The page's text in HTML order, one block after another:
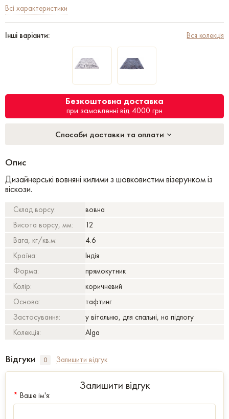
Всі характеристики
Інші варіанти: Вся колекція
Безкоштовна доставка
при замовленні від 4000 грн
Способи доставки та оплати
Опис
Дизайнерські вовняні килими з шовковистим візерунком із
віскози.
Склад ворсу:
вовна
Висота ворсу, мм:
12
Вага, кг/кв.м:
4.6
Країна:
Індія
Форма:
прямокутник
Колір:
коричневий
Основа:
тафтинг
Застосування:
у вітальню, для спальні, на підлогу
Колекція:
Alga
Відгуки 0 Залишити відгук
Залишити відгук
* Ваше ім'я: